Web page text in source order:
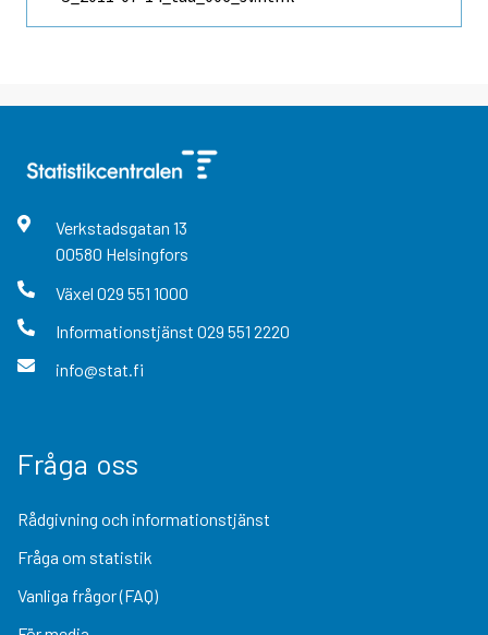
Verkstadsgatan 13
00580 Helsingfors
Växel 029 551 1000
Informationstjänst 029 551 2220
info@stat.fi
Fråga oss
Rådgivning och informationstjänst
Fråga om statistik
Vanliga frågor (FAQ)